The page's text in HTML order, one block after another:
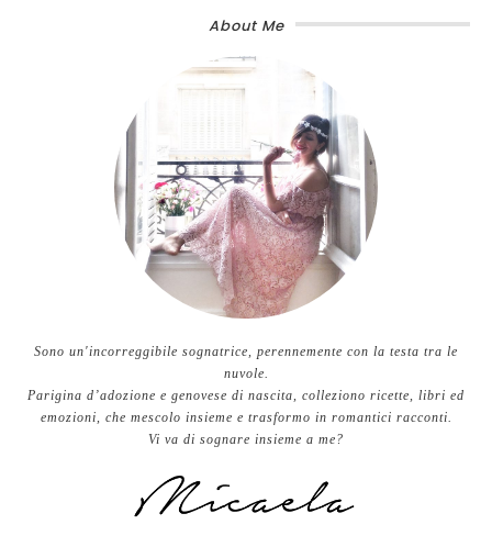
About Me
Sono un'incorreggibile sognatrice, perennemente con la testa tra le
nuvole.
Parigina d’adozione e genovese di nascita, colleziono ricette, libri ed
emozioni, che mescolo insieme e trasformo in romantici racconti.
Vi va di sognare insieme a me?